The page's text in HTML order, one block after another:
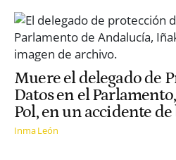
Muere el delegado de
Datos en el
Pol, en un accidente
Inma León